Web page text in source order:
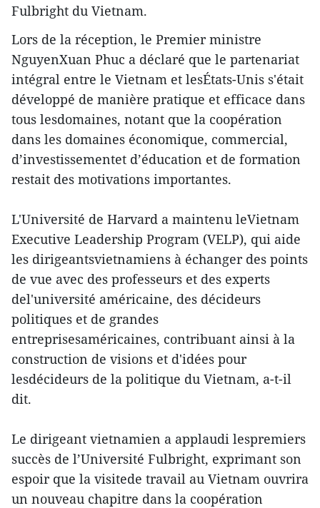
Fulbright du Vietnam.
Lors de la réception, le Premier ministre
NguyenXuan Phuc a déclaré que le partenariat
intégral entre le Vietnam et lesÉtats-Unis s'était
développé de manière pratique et efficace dans
tous lesdomaines, notant que la coopération
dans les domaines économique, commercial,
d’investissementet d’éducation et de formation
restait des motivations importantes.
L'Université de Harvard a maintenu leVietnam
Executive Leadership Program (VELP), qui aide
les dirigeantsvietnamiens à échanger des points
de vue avec des professeurs et des experts
del'université américaine, des décideurs
politiques et de grandes
entreprisesaméricaines, contribuant ainsi à la
construction de visions et d'idées pour
lesdécideurs de la politique du Vietnam, a-t-il
dit.
Le dirigeant vietnamien a applaudi lespremiers
succès de l’Université Fulbright, exprimant son
espoir que la visitede travail au Vietnam ouvrira
un nouveau chapitre dans la coopération